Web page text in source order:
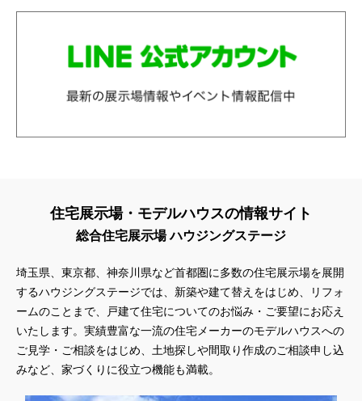
住宅展示場・モデルハウスの情報サイト
総合住宅展示場 ハウジングステージ
埼玉県、東京都、神奈川県など首都圏に多数の住宅展示場を展開
するハウジングステージでは、新築や建て替えをはじめ、リフォ
ームのことまで、戸建て住宅についてのお悩み・ご要望にお応え
いたします。実績豊富な一流の住宅メーカーのモデルハウスへの
ご見学・ご相談をはじめ、土地探しや間取り作成のご相談申し込
みなど、家づくりに役立つ機能も満載。